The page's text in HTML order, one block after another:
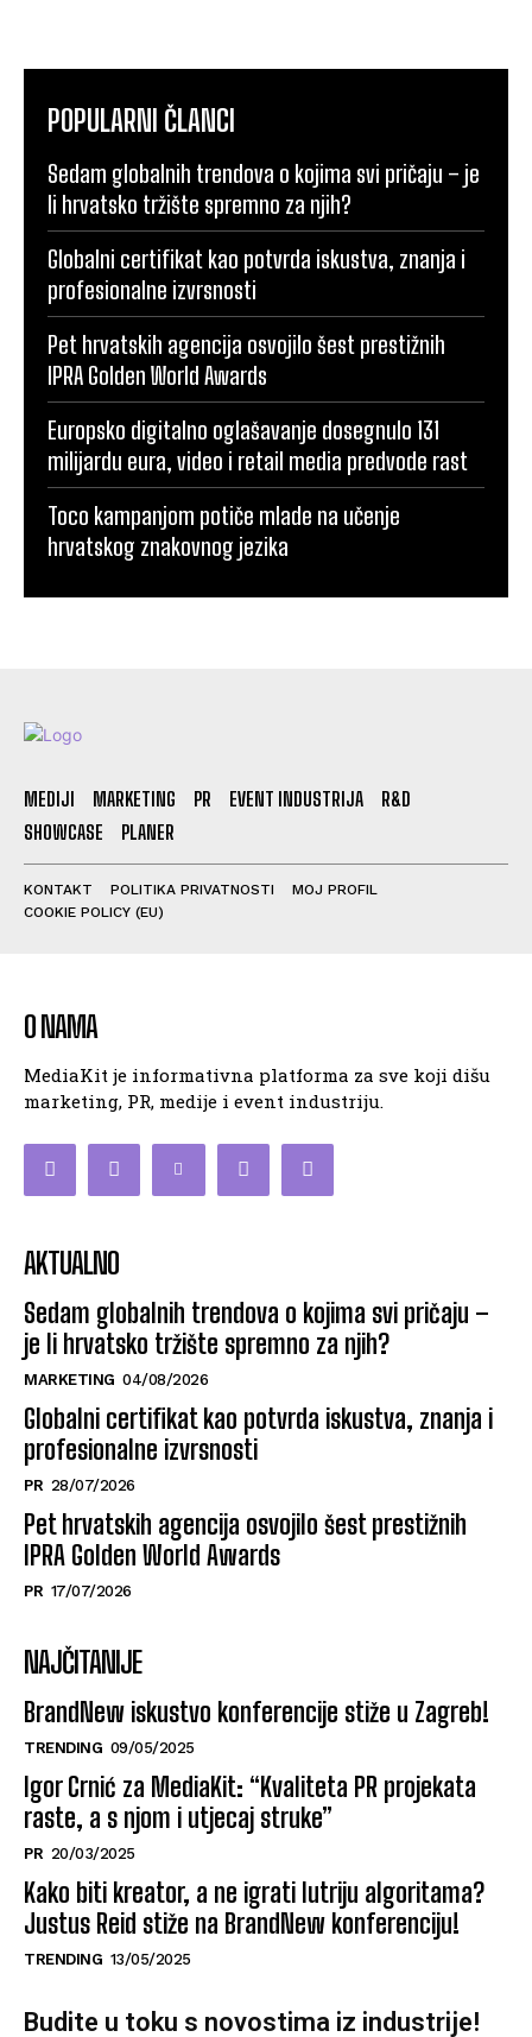
POPULARNI ČLANCI
Sedam globalnih trendova o kojima svi pričaju – je
li hrvatsko tržište spremno za njih?
Globalni certifikat kao potvrda iskustva, znanja i
profesionalne izvrsnosti
Pet hrvatskih agencija osvojilo šest prestižnih
IPRA Golden World Awards
Europsko digitalno oglašavanje dosegnulo 131
milijardu eura, video i retail media predvode rast
Toco kampanjom potiče mlade na učenje
hrvatskog znakovnog jezika
MEDIJI MARKETING PR EVENT INDUSTRIJA
R&D
SHOWCASE
PLANER
KONTAKT POLITIKA PRIVATNOSTI
MOJ PROFIL
COOKIE POLICY (EU)
O NAMA
MediaKit je informativna platforma za sve koji dišu
marketing, PR, medije i event industriju.
AKTUALNO
Sedam globalnih trendova o kojima svi pričaju –
je li hrvatsko tržište spremno za njih?
MARKETING 04/08/2026
Globalni certifikat kao potvrda iskustva, znanja i
profesionalne izvrsnosti
PR 28/07/2026
Pet hrvatskih agencija osvojilo šest prestižnih
IPRA Golden World Awards
PR 17/07/2026
NAJČITANIJE
BrandNew iskustvo konferencije stiže u Zagreb!
TRENDING 09/05/2025
Igor Crnić za MediaKit: “Kvaliteta PR projekata
raste, a s njom i utjecaj struke”
PR 20/03/2025
Kako biti kreator, a ne igrati lutriju algoritama?
Justus Reid stiže na BrandNew konferenciju!
TRENDING 13/05/2025
Budite u toku s novostima iz industrije!